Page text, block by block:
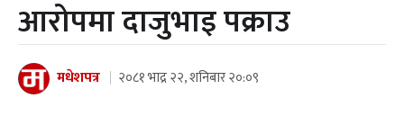
आरोपमा दाजुभाइ पक्राउ
मधेशपत्र २०८१ भाद्र २२, शनिबार २०:०९